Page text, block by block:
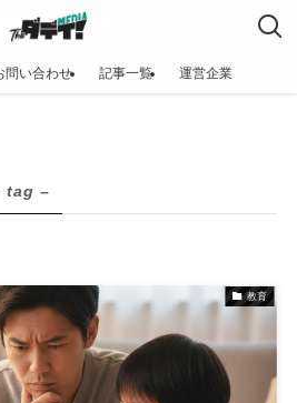
問い合わせ 記事一覧 運営企業
tag –
教育